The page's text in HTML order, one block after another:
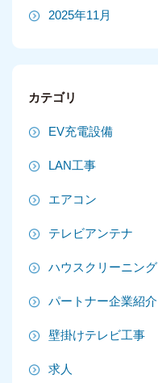
2025年11月
カテゴリ
EV充電設備
LAN工事
エアコン
テレビアンテナ
ハウスクリーニング
パートナー企業紹介
壁掛けテレビ工事
求人